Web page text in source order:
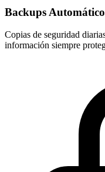
Backups
Copias de seguridad
información siempre